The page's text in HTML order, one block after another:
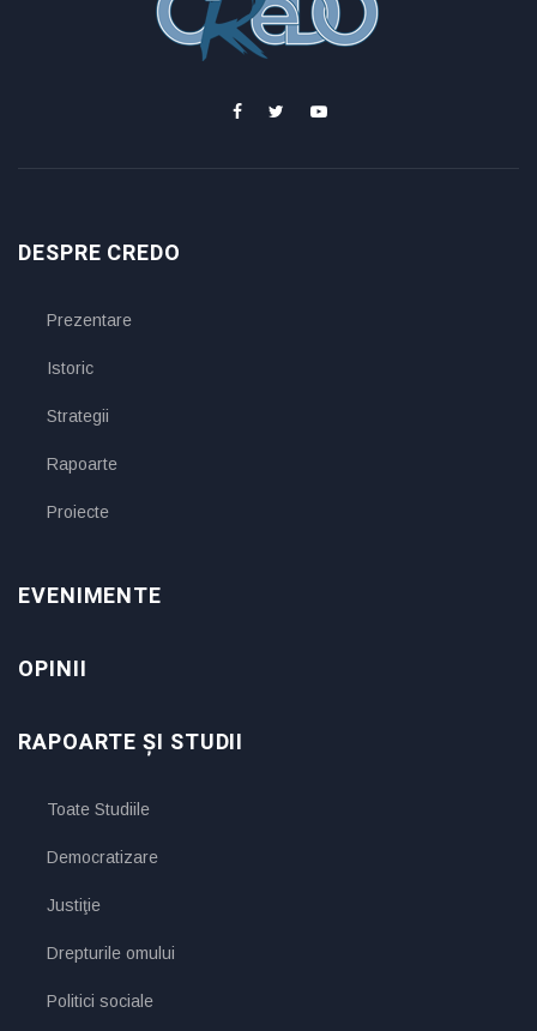
DESPRE CREDO
Prezentare
Istoric
Strategii
Rapoarte
Proiecte
EVENIMENTE
OPINII
RAPOARTE ȘI STUDII
Toate Studiile
Democratizare
Justiţie
Drepturile omului
Politici sociale